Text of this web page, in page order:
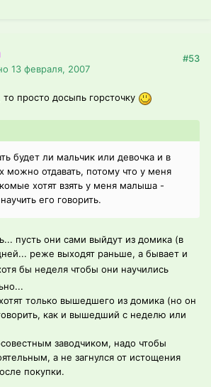
13 февраля, 2007
#53
просто досыпь горсточку
будет ли мальчик или девочка и в
можно отдавать, потому что у меня
хотят взять у меня малыша -
его говорить.
пусть они сами выйдут из домика (в
реже выходят раньше, а бывает и
бы неделя чтобы они научились
только вышедшего из домика (но он
как и вышедший с неделю или
заводчиком, надо чтобы
а не загнулся от истощения
покупки.